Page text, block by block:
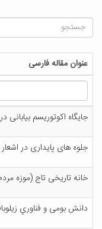
عنوان مقاله فارسی
جایگاه اکوتوریسم
جلوه های پایداری در
خانه تاریخی تاج (موزه
دانش بومی و فناوري